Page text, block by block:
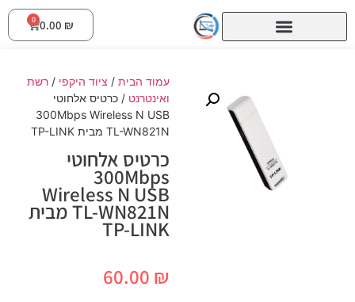
0.00
עמוד הבית/ציוד היקפי/רשת
ואינטרנט/ כרטיס אלחוטי
300Mbps Wireless N USB
TL-WN821N מבית TP-LINK
כרטיס אלחוטי
300Mbps
Wireless N USB
TL-WN821N מבית
TP-LINK
60.00₪